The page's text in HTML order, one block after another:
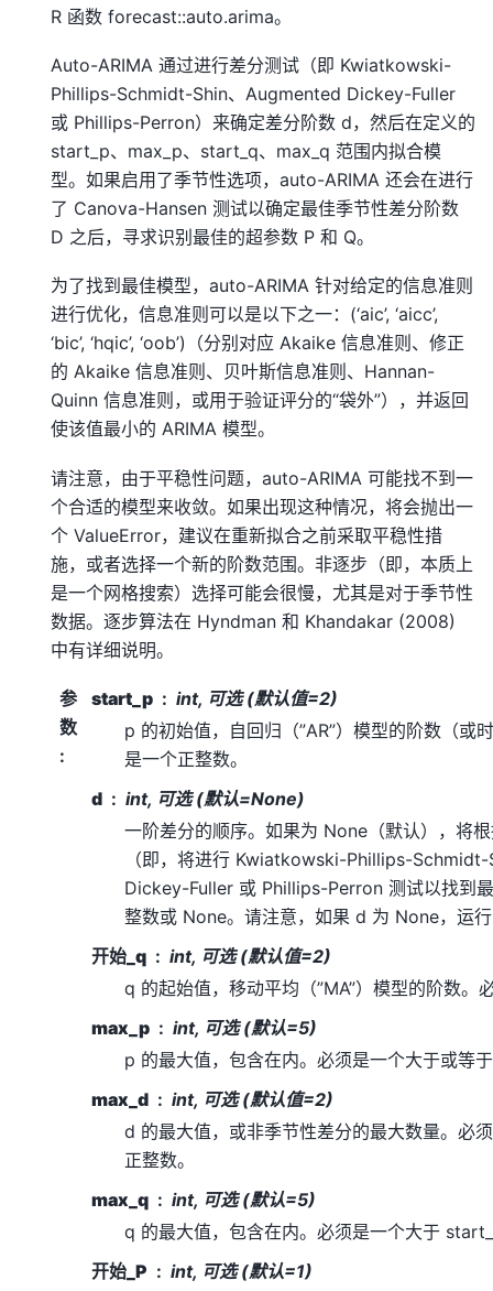
R 函数 forecast::auto.arima。
Auto-ARIMA 通过进行差分测试（即 Kwiatkowski-
Phillips-Schmidt-Shin、Augmented Dickey-Fuller
或 Phillips-Perron）来确定差分阶数 d，然后在定义的
start_p、max_p、start_q、max_q 范围内拟合模
型。如果启用了季节性选项，auto-ARIMA 还会在进行
了 Canova-Hansen 测试以确定最佳季节性差分阶数
D 之后，寻求识别最佳的超参数 P 和 Q。
为了找到最佳模型，auto-ARIMA 针对给定的信息准则
进行优化，信息准则可以是以下之一：(‘aic’, ‘aicc’,
‘bic’, ‘hqic’, ‘oob’)（分别对应 Akaike 信息准则、修正
的 Akaike 信息准则、贝叶斯信息准则、Hannan-
Quinn 信息准则，或用于验证评分的“袋外”），并返回
使该值最小的 ARIMA 模型。
请注意，由于平稳性问题，auto-ARIMA 可能找不到一
个合适的模型来收敛。如果出现这种情况，将会抛出一
个 ValueError，建议在重新拟合之前采取平稳性措
施，或者选择一个新的阶数范围。非逐步（即，本质上
是一个网格搜索）选择可能会很慢，尤其是对于季节性
数据。逐步算法在 Hyndman 和 Khandakar (2008)
中有详细说明。
参
数
:
start_p
int, 可选 (默认值=2)
p 的初始值，自回归（”AR”）模型的阶数（或
是一个正整数。
d
int, 可选 (默认=None)
一阶差分的顺序。如果为 None（默认），将
（即，将进行 Kwiatkowski-Phillips-
Dickey-Fuller 或 Phillips-Perron 测试以找到
整数或 None。请注意，如果 d 为 None，运
开始_q
int, 可选 (默认值=2)
q 的起始值，移动平均（”MA”）模型的阶数。
max_p
int, 可选 (默认=5)
p 的最大值，包含在内。必须是一个大于或等
max_d
int, 可选 (默认值=2)
d 的最大值，或非季节性差分的最大数量。必
正整数。
max_q
int, 可选 (默认=5)
q 的最大值，包含在内。必须是一个大于
开始_P
int, 可选 (默认=1)